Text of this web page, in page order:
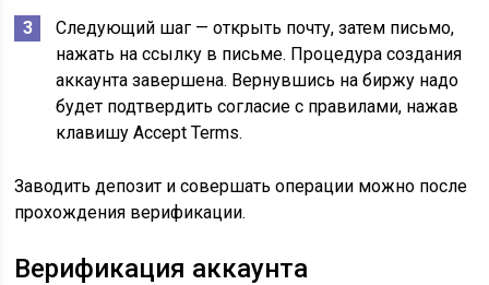
Следующий шаг — открыть почту, затем письмо,
нажать на ссылку в письме. Процедура создания
аккаунта завершена. Вернувшись на биржу надо
будет подтвердить согласие с правилами, нажав
клавишу Accept Terms.
Заводить депозит и совершать операции можно после
прохождения верификации.
Верификация аккаунта